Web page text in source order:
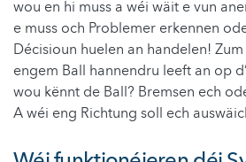
wou en hi muss a wéi wäit e vun
e muss och Problemer erkennen
Décisioun huelen an handelen!
engem Ball hannendru leeft an op
wou kënnt de Ball? Bremsen ech
A wéi eng Richtung soll ech